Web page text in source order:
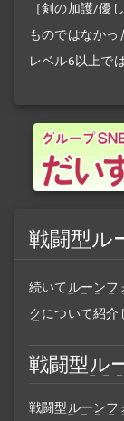
［剣の加護/優
ものではなか
レベル6以上で
戦闘型ル
続いて ルーンフ
クについて紹介
戦闘型 ル
戦闘型 ルーンフ